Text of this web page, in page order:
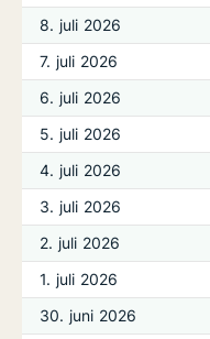
8. juli 2026
7. juli 2026
6. juli 2026
5. juli 2026
4. juli 2026
3. juli 2026
2. juli 2026
1. juli 2026
30. juni 2026